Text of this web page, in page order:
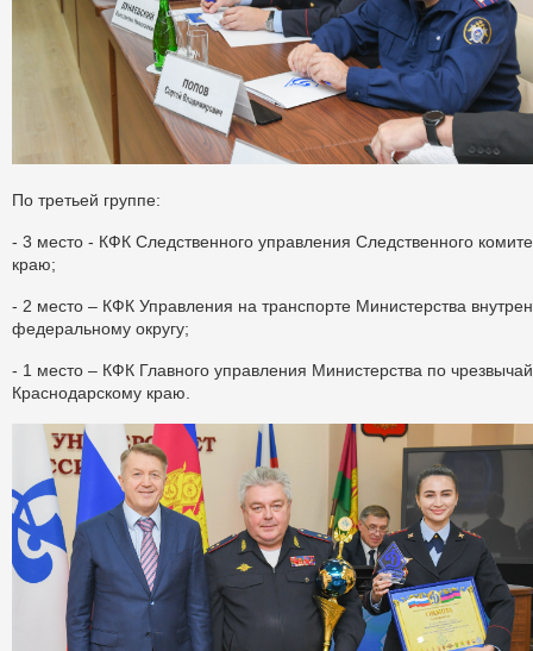
По третьей группе:
- 3 место - КФК Следственного управления Следственного
краю;
- 2 место – КФК Управления на транспорте Министерства
федеральному округу;
- 1 место – КФК Главного управления Министерства по
Краснодарскому краю.